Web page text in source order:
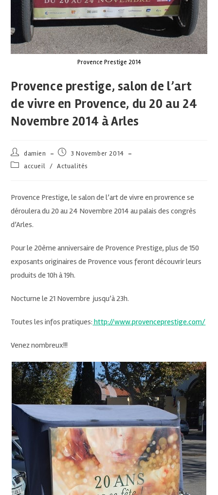
Provence Prestige 2014
Provence prestige, salon de l’art
de vivre en Provence, du 20 au 24
Novembre 2014 à Arles
damien
3 November 2014
accueil / Actualités
Provence Prestige, le salon de l’art de vivre en provrence se
déroulera du 20 au 24 Novembre 2014 au palais des congrès
d’Arles.
Pour le 20ème anniversaire de Provence Prestige, plus de 150
exposants originaires de Provence vous feront découvrir leurs
produits de 10h à 19h.
Nocturne le 21 Novembre jusqu’à 23h.
Toutes les infos pratiques: http://www.provenceprestige.com/
Venez nombreux!!!